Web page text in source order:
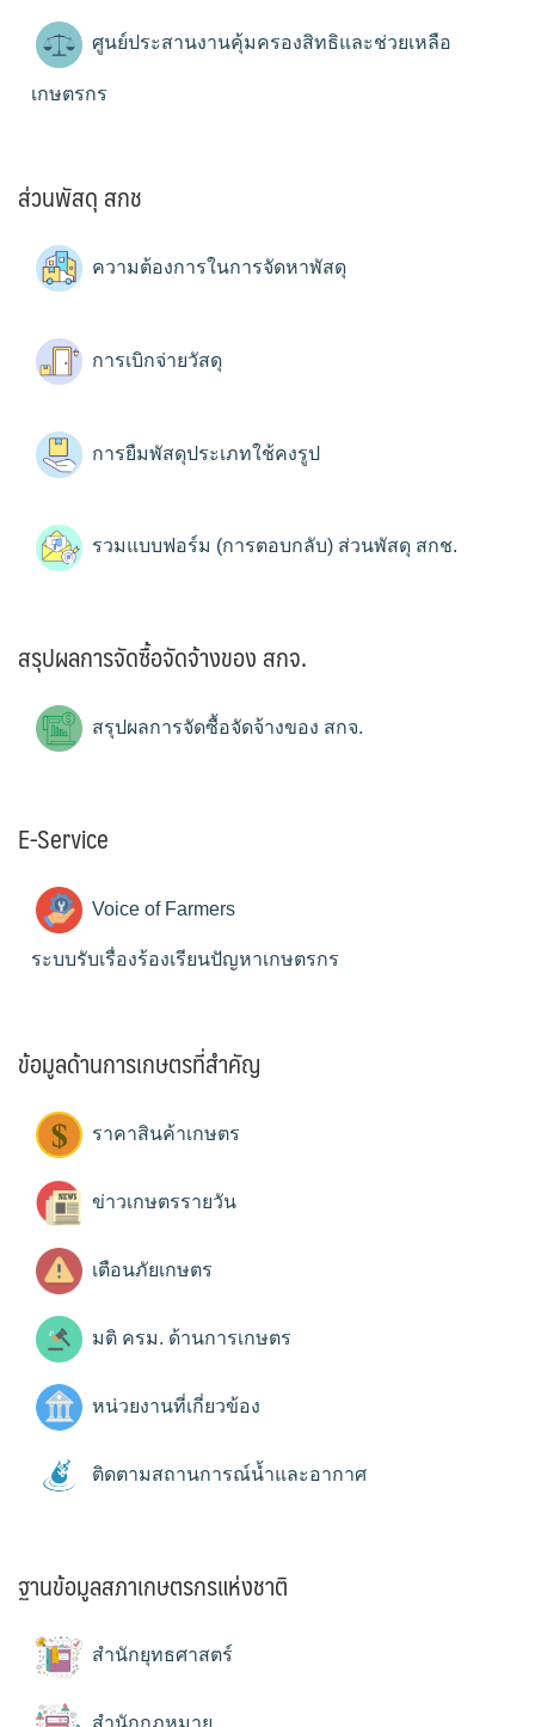
ศูนย์ประสานงานคุ้มครองสิทธิและช่วยเหลือ
เกษตรกร
ส่วนพัสดุ สกช
ความต้องการในการจัดหาพัสดุ
การเบิกจ่ายวัสดุ
การยืมพัสดุประเภทใช้คงรูป
รวมแบบฟอร์ม (การตอบกลับ) ส่วนพัสดุ สกช.
สรุปผลการจัดซื้อจัดจ้างของ สกจ.
สรุปผลการจัดซื้อจัดจ้างของ สกจ.
E-Service
Voice of Farmers
ระบบรับเรื่องร้องเรียนปัญหาเกษตรกร
ข้อมูลด้านการเกษตรที่สำคัญ
ราคาสินค้าเกษตร
ข่าวเกษตรรายวัน
เตือนภัยเกษตร
มติ ครม. ด้านการเกษตร
หน่วยงานที่เกี่ยวข้อง
ติดตามสถานการณ์น้ำและอากาศ
ฐานข้อมูลสภาเกษตรกรแห่งชาติ
สำนักยุทธศาสตร์